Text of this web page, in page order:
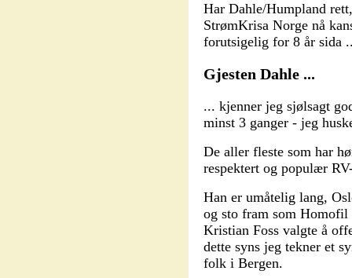
Har Dahle/Humpland
StrømKrisa Norge nå
forutsigelig for 8 år sida
Gjesten Dahle ...
... kjenner jeg sjølsagt
minst 3 ganger - jeg
De aller fleste som har
respektert og populær
Han er umåtelig lang,
og sto fram som
Kristian Foss valgte å
dette syns jeg tekner et
folk i Bergen.